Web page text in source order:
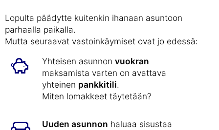
Lopulta päädytte kuitenkin ihanaan asuntoon
parhaalla paikalla.
Mutta seuraavat vastoinkäymiset ovat jo edessä:
Yhteisen asunnon vuokran
maksamista varten on avattava
yhteinen pankkitili.
Miten lomakkeet täytetään?
Uuden asunnon haluaa sisustaa